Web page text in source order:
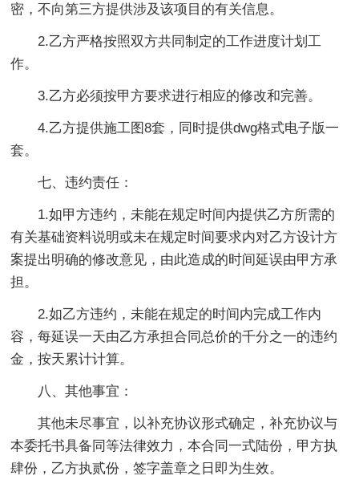
密，不向第三方提供涉及该项目的有关信息。
2.乙方严格按照双方共同制定的工作进度计划工
作。
3.乙方必须按甲方要求进行相应的修改和完善。
4.乙方提供施工图8套，同时提供dwg格式电子版一
套。
七、违约责任：
1.如甲方违约，未能在规定时间内提供乙方所需的
有关基础资料说明或未在规定时间要求内对乙方设计方
案提出明确的修改意见，由此造成的时间延误由甲方承
担。
2.如乙方违约，未能在规定的时间内完成工作内
容，每延误一天由乙方承担合同总价的千分之一的违约
金，按天累计计算。
八、其他事宜：
其他未尽事宜，以补充协议形式确定，补充协议与
本委托书具备同等法律效力，本合同一式陆份，甲方执
肆份，乙方执贰份，签字盖章之日即为生效。